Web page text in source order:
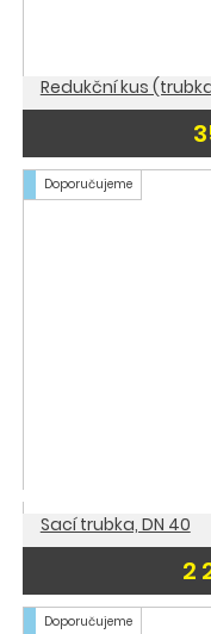
Redukční kus
Doporučujeme
Sací trubka, DN 40
2
Doporučujeme